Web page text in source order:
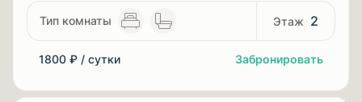
2
1800 ₽ / сутки Забронировать